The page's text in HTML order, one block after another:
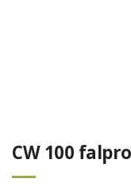
CW 100